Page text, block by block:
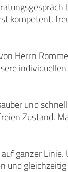
kompetent,
Herrn
und
Zustand.
ganzer Linie.
und